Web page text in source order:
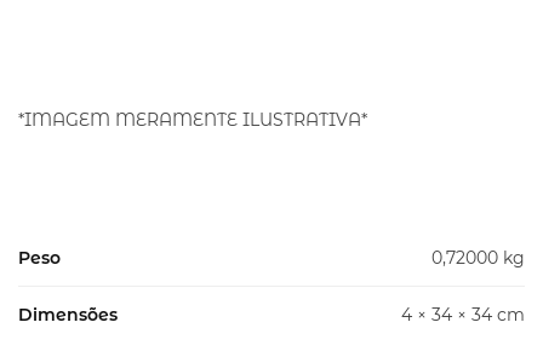
*IMAGEM MERAMENTE ILUSTRATIVA*
Peso 0,72000 kg
Dimensões 4 × 34 × 34 cm